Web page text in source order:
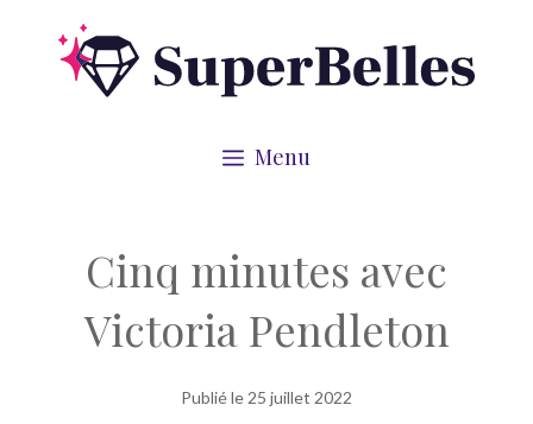
Menu
Cinq minutes avec
Victoria Pendleton
Publié le 25 juillet 2022